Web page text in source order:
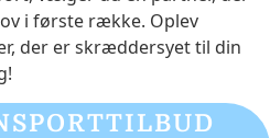
i første række. Oplev
der er skræddersyet til din